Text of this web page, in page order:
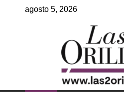
agosto 5, 2026